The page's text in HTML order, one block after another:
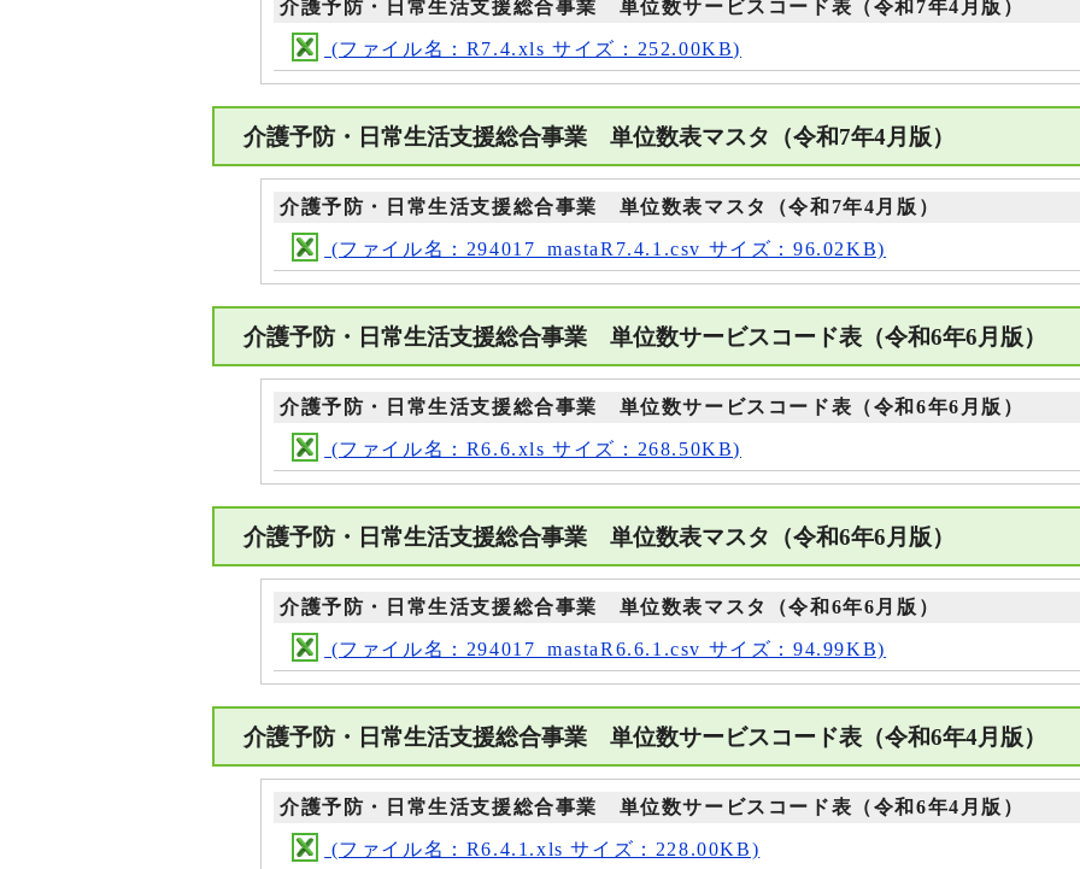
介護予防・日常生活支援総合事業 単位数サービスコード表（令和7年4月版）
(ファイル名：R7.4.xls サイズ：252.00KB)
介護予防・日常生活支援総合事業 単位数表マスタ（令和7年4月版）
介護予防・日常生活支援総合事業 単位数表マスタ（令和7年4月版）
(ファイル名：294017_mastaR7.4.1.csv サイズ：96.02KB)
介護予防・日常生活支援総合事業 単位数サービスコード表（令和6年6月版
介護予防・日常生活支援総合事業 単位数サービスコード表（令和6年6月版）
(ファイル名：R6.6.xls サイズ：268.50KB)
介護予防・日常生活支援総合事業 単位数表マスタ（令和6年6月版）
介護予防・日常生活支援総合事業 単位数表マスタ（令和6年6月版）
(ファイル名：294017_mastaR6.6.1.csv サイズ：94.99KB)
介護予防・日常生活支援総合事業 単位数サービスコード表（令和6年4月版
介護予防・日常生活支援総合事業 単位数サービスコード表（令和6年4月版）
(ファイル名：R6.4.1.xls サイズ：228.00KB)